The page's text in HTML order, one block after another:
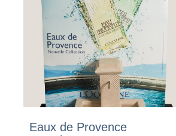
Eaux de Provence